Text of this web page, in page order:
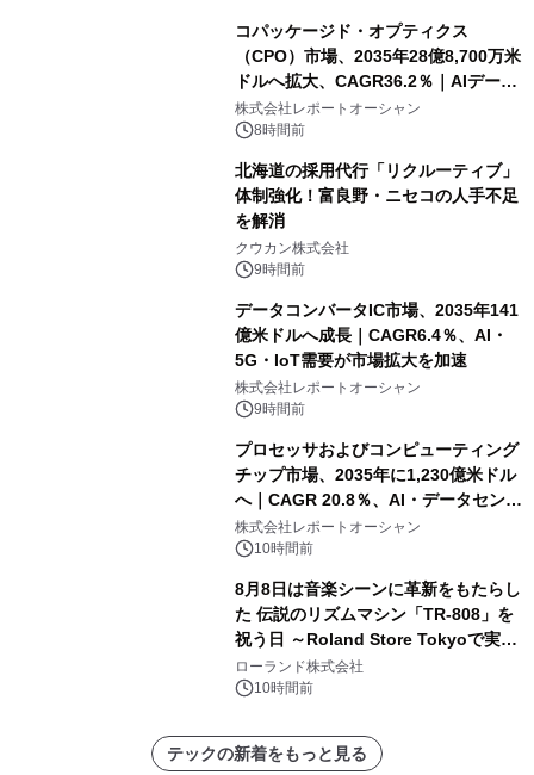
コパッケージド・オプティクス
（CPO）市場、2035年28億8,700万米
ドルへ拡大、CAGR36.2％｜AIデータ
センター・高速光通信需要が成長を加
速
株式会社レポートオーシャン
8時間前
北海道の採用代行「リクルーティブ」
体制強化！富良野・ニセコの人手不足
を解消
クウカン株式会社
9時間前
データコンバータIC市場、2035年141
億米ドルへ成長｜CAGR6.4％、AI・
5G・IoT需要が市場拡大を加速
株式会社レポートオーシャン
9時間前
プロセッサおよびコンピューティング
チップ市場、2035年に1,230億米ドル
へ｜CAGR 20.8％、AI・データセンタ
ー需要が成長を牽引
株式会社レポートオーシャン
10時間前
8月8日は音楽シーンに革新をもたらし
た 伝説のリズムマシン「TR-808」を
祝う日 ～Roland Store Tokyoで実機
を展示しての 記念キャンペーンを開
催 英国ラジオ「NTS」の 特別プログ
アーティストを フィーチャーしたアニ
メーションを公開～
ローランド株式会社
10時間前
テックの新着をもっと見る